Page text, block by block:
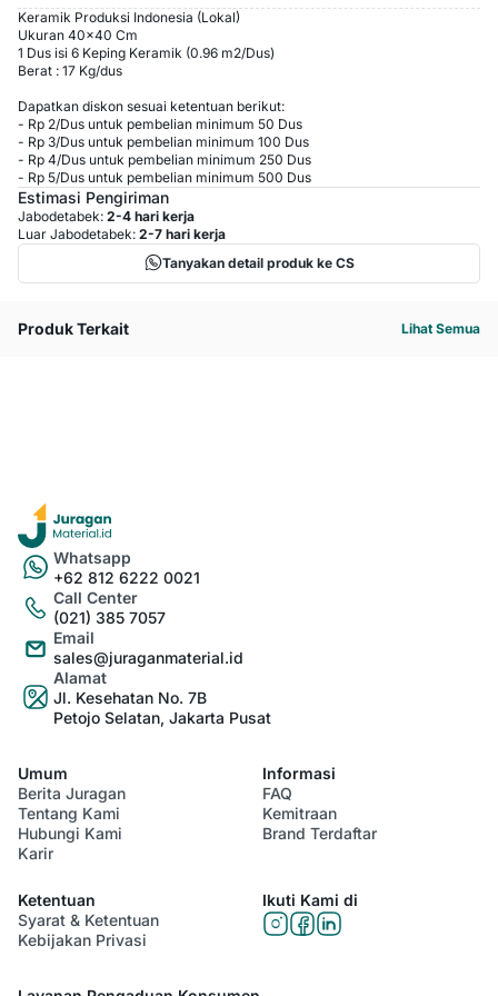
Keramik Produksi Indonesia (Lokal)
Ukuran 40x40 Cm
1 Dus isi 6 Keping Keramik (0.96 m2/Dus)
Berat : 17 Kg/dus
Dapatkan diskon sesuai ketentuan berikut:
- Rp 2/Dus untuk pembelian minimum 50 Dus
- Rp 3/Dus untuk pembelian minimum 100 Dus
- Rp 4/Dus untuk pembelian minimum 250 Dus
- Rp 5/Dus untuk pembelian minimum 500 Dus
Estimasi Pengiriman
Jabodetabek: 2-4 hari kerja
Luar Jabodetabek: 2-7 hari kerja
Tanyakan detail produk ke CS
Produk Terkait Lihat Semua
Whatsapp
+62 812 6222 0021
Call Center
(021) 385 7057
Email
sales@juraganmaterial.id
Alamat
Jl. Kesehatan No. 7B
Petojo Selatan, Jakarta Pusat
Umum
Berita Juragan
Tentang Kami
Hubungi Kami
Karir
Informasi
FAQ
Kemitraan
Brand Terdaftar
Ketentuan
Syarat & Ketentuan
Kebijakan Privasi
Ikuti Kami di